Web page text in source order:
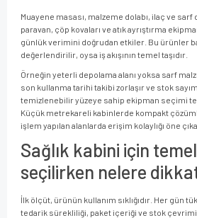
Muayene masası, malzeme dolabı, ilaç ve
paravan, çöp kovaları ve atık ayrıştırma
günlük verimini doğrudan etkiler. Bu ürünler
değerlendirilir, oysa iş akışının temel taşıdır.
Örneğin yeterli depolama alanı yoksa sarf
son kullanma tarihi takibi zorlaşır ve stok
temizlenebilir yüzeye sahip ekipman seçimi
Küçük metrekareli kabinlerde kompakt
işlem yapılan alanlarda erişim kolaylığı öne
Sağlık kabini için
seçilirken nelere
İlk ölçüt, ürünün kullanım sıklığıdır. Her gün
tedarik sürekliliği, paket içeriği ve stok çevrimi